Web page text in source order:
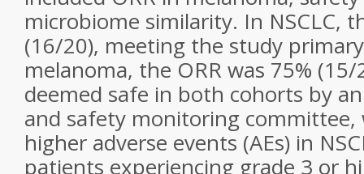
microbiome similarity. In NSCLC,
(16/20), meeting the study
melanoma, the ORR was 75% (15/
deemed safe in both cohorts by
and safety monitoring
higher adverse events (AEs) in
patients experiencing grade 3 or